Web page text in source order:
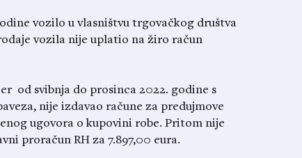
vozilo u vlasništvu trgovačkog društva
vozila nije uplatio na žiro račun
od svibnja do prosinca 2022. godine s
nije izdavao račune za predujmove
ugovora o kupovini robe. Pritom nije
proračun RH za 7.897,00 eura.